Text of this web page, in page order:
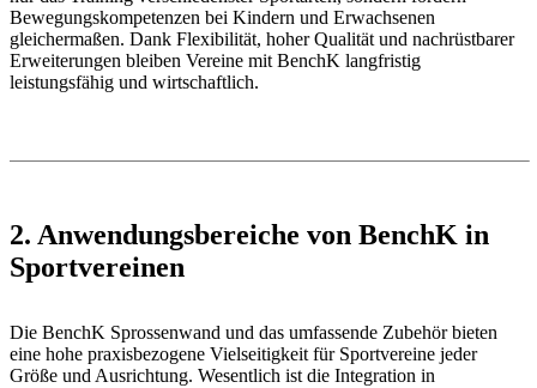
Bewegungskompetenzen bei Kindern und Erwachsenen
gleichermaßen. Dank Flexibilität, hoher Qualität und nachrüstbarer
Erweiterungen bleiben Vereine mit BenchK langfristig
leistungsfähig und wirtschaftlich.
2. Anwendungsbereiche von BenchK in
Sportvereinen
Die BenchK Sprossenwand und das umfassende Zubehör bieten
eine hohe praxisbezogene Vielseitigkeit für Sportvereine jeder
Größe und Ausrichtung. Wesentlich ist die Integration in